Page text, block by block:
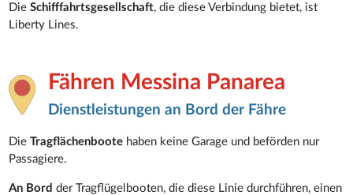
DieSchifffahrtsgesellschaft, die diese Verbindung bietet, ist
Liberty Lines.
Fähren Messina Panarea
Dienstleistungen an Bord der Fähre
DieTragflächenboote haben keine Garage und beförden nur
Passagiere.
An Bord der Tragflügelbooten, die diese Linie durchführen, einen